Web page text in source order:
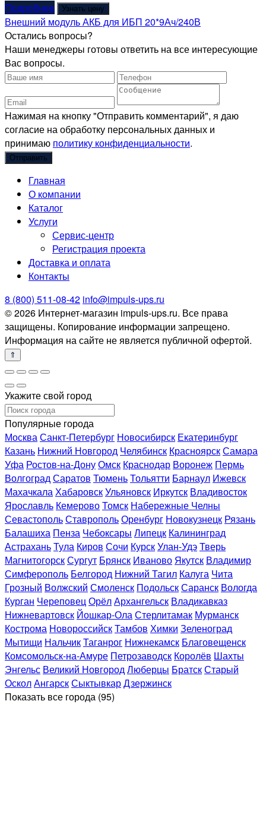
Подробнее
Узнать цену
Внешний модуль АКБ для ИБП 20*9Ач/240В
Остались вопросы?
Наши менеджеры готовы ответить на все интересующие
Вас вопросы.
Нажимая на кнопку "Отправить комментарий", я даю
согласие на обработку персональных данных и
принимаю политику конфиденциальности.
Главная
О компании
Каталог
Услуги
Сервис-центр
Регистрация проекта
Доставка и оплата
Контакты
8 (800) 511-08-42 info@impuls-ups.ru
© 2026 Интернет-магазин impuls-ups.ru. Все права
защищены. Копирование информации запрещено.
Информация на сайте не является публичной офертой.
Укажите свой город
Популярные города
МоскваСанкт-Петербург Новосибирск Екатеринбург
Казань Нижний Новгород Челябинск КрасноярскСамара
Уфа Ростов-на-ДонуОмск Краснодар Воронеж Пермь
ВолгоградСаратов ТюменьТольятти Барнаул Ижевск
МахачкалаХабаровскУльяновск Иркутск Владивосток
Ярославль КемеровоТомск Набережные Челны
СевастопольСтавропольОренбург Новокузнецк Рязань
Балашиха Пенза Чебоксары Липецк Калининград
АстраханьТула Киров Сочи КурскУлан-УдэТверь
МагнитогорскСургут Брянск Иваново Якутск Владимир
Симферополь Белгород Нижний Тагил Калуга Чита
Грозный Волжский Смоленск ПодольскСаранск Вологда
Курган ЧереповецОрёлАрхангельск Владикавказ
Нижневартовск Йошкар-ОлаСтерлитамак Мурманск
Кострома НовороссийскТамбов Химки Зеленоград
Мытищи НальчикТаганрог Нижнекамск Благовещенск
Комсомольск-на-Амуре Петрозаводск Королёв Шахты
Энгельс Великий НовгородЛюберцы БратскСтарый
ОсколАнгарскСыктывкарДзержинск
Показать все города (95)